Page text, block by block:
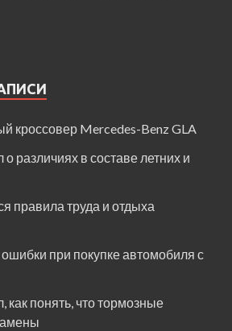
кроссовер Mercedes-Benz GLA
о различиях в составе летних и
правила труда и отдыха
при покупке автомобиля с
как понять, что тормозные